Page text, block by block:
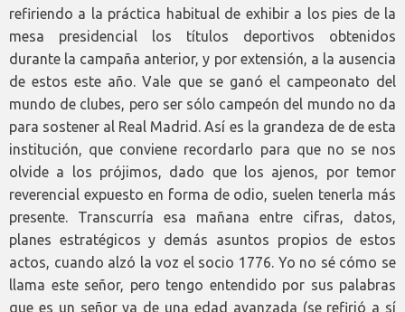
refiriendo a la práctica habitual de exhibir a los pies de la
mesa presidencial los títulos deportivos obtenidos
durante la campaña anterior, y por extensión, a la ausencia
de estos este año. Vale que se ganó el campeonato del
mundo de clubes, pero ser sólo campeón del mundo no da
para sostener al Real Madrid. Así es la grandeza de de esta
institución, que conviene recordarlo para que no se nos
olvide a los prójimos, dado que los ajenos, por temor
reverencial expuesto en forma de odio, suelen tenerla más
presente. Transcurría esa mañana entre cifras, datos,
planes estratégicos y demás asuntos propios de estos
actos, cuando alzó la voz el socio 1776. Yo no sé cómo se
llama este señor, pero tengo entendido por sus palabras
que es un señor ya de una edad avanzada (se refirió a sí